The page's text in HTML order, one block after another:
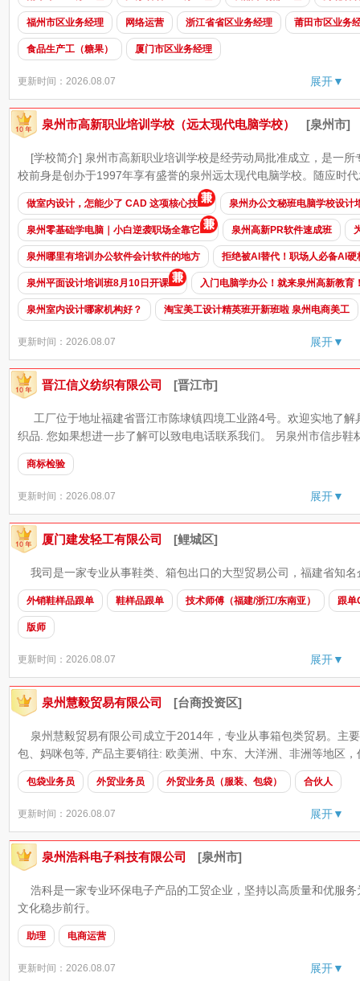
福州市区业务经理 网络运营 浙江省省区业务经理 莆田市区业务
食品生产工（糖果） 厦门市区业务经理
更新时间：2026.08.07 展开▼
泉州市高新职业培训学校（远太现代电脑学校） [泉州市]
[学校简介] 泉州市高新职业培训学校是经劳动局批准成立，是一
校前身是创办于1997年享有盛誉的泉州远太现代电脑学校。随应时
做室内设计，怎能少了 CAD 这项核心技 泉州办公文秘班电脑学校设计
泉州零基础学电脑｜小白逆袭职场全靠它 泉州高新PR软件速成班
泉州哪里有培训办公软件会计软件的地方 拒绝被AI替代！职场人必备AI硬
泉州平面设计培训班8月10日开课 入门电脑学办公！就来泉州高新教育
泉州室内设计哪家机构好？ 淘宝美工设计精英班开新班啦 泉州电商美工
更新时间：2026.08.07 展开▼
晋江信义纺织有限公司 [晋江市]
工厂位于地址福建省晋江市陈埭镇四境工业路4号。欢迎实地了解
织品. 您如果想进一步了解可以致电电话联系我们。 另泉州市信步鞋
商标检验
更新时间：2026.08.07 展开▼
厦门建发轻工有限公司 [鲤城区]
我司是一家专业从事鞋类、箱包出口的大型贸易公司，福建省知名
外销鞋样品跟单 鞋样品跟单 技术师傅（福建/浙江/东南亚） 跟单
版师
更新时间：2026.08.07 展开▼
泉州慧毅贸易有限公司 [台商投资区]
泉州慧毅贸易有限公司成立于2014年，专业从事箱包类贸易。主
包、妈咪包等, 产品主要销往: 欧美洲、中东、大洋洲、非洲等地区
包袋业务员 外贸业务员 外贸业务员（服装、包袋） 合伙人
更新时间：2026.08.07 展开▼
泉州浩科电子科技有限公司 [泉州市]
浩科是一家专业环保电子产品的工贸企业，坚持以高质量和优服
文化稳步前行。
助理 电商运营
更新时间：2026.08.07 展开▼